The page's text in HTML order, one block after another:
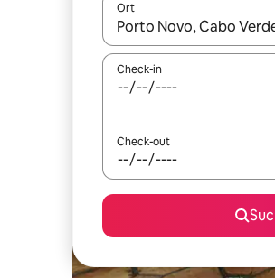
Ort
Wenn Ergebnisse
Check-in
Check-out